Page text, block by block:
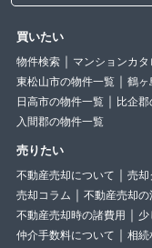
買いたい
物件検索 マンションカタ
東松山市の物件一覧
鶴ヶ
日高市の物件一覧
比企
入間郡の物件一覧
売りたい
不動産売却について 売却
売却コラム
不動産売却の
不動産売却時の諸費用
少
仲介手数料について
相続